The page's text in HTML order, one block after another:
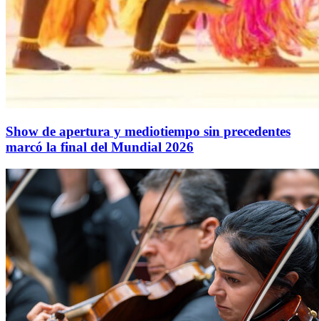
Show de apertura y mediotiempo sin precedentes
marcó la final del Mundial 2026